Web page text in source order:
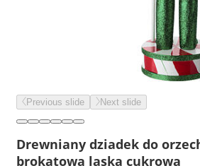
Previous slide Next slide
Drewniany dziadek do
brokatową laską cukrową